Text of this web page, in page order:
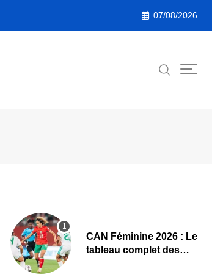
07/08/2026
CAN Féminine 2026 : Le
tableau complet des